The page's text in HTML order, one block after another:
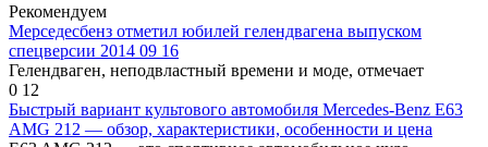
Рекомендуем
Мерседесбенз отметил юбилей гелендвагена выпуском
спецверсии 2014 09 16
Гелендваген, неподвластный времени и моде, отмечает
0 12
Быстрый вариант культового автомобиля Mercedes-Benz E63
AMG 212 — обзор, характеристики, особенности и цена